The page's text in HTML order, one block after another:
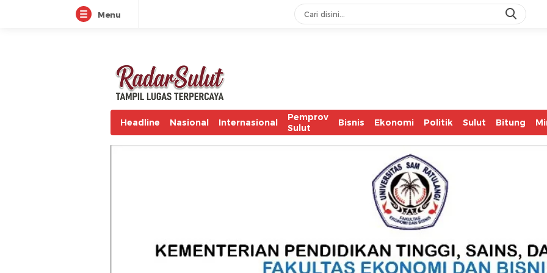
IASC
Menu
radarsulut.com
Headline Nasional Internasional
Pemprov
Sulut
Bisnis Ekonomi Politik Sulut Bitung